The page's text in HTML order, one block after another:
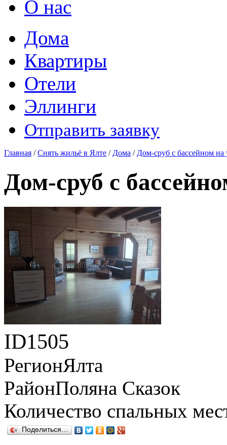
О нас
Дома
Квартиры
Отели
Эллинги
Отправить заявку
Главная /Снять жильё в Ялте / Дома / Дом-сруб с бассейном на
Дом-сруб с
ID1505
РегионЯлта
РайонПоляна Сказок
Количество спальных
Поделиться…